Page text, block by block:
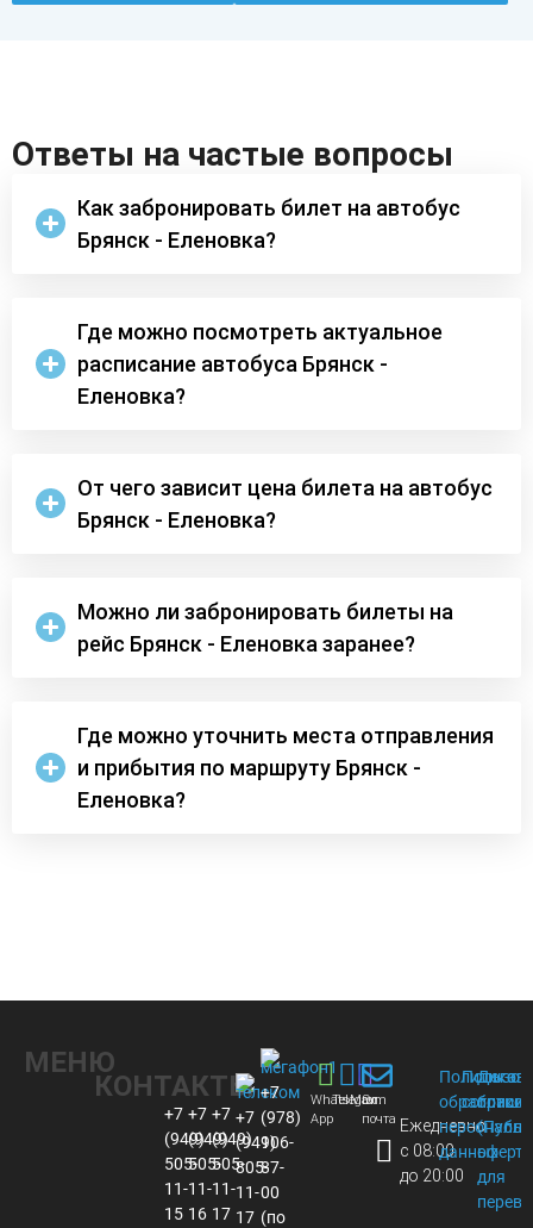
Ответы на частые вопросы
Как забронировать билет на автобус
Брянск - Еленовка?
Где можно посмотреть актуальное
расписание автобуса Брянск -
Еленовка?
От чего зависит цена билета на автобус
Брянск - Еленовка?
Можно ли забронировать билеты на
рейс Брянск - Еленовка заранее?
Где можно уточнить места отправления
и прибытия по маршруту Брянск -
Еленовка?
МЕНЮ
КОНТАКТЫ
+7
(949)
505-
11-
15
+7
(949)
505-
11-
16
+7
(949)
505-
11-
17
+7
(949)
805-
11-
17
+7
(978)
106-
87-
00
(по
Whats
App
Telegram
MaxЭл.
почта Ежедневно
с 08:00
до 20:00
Политика
обработки
данных
для